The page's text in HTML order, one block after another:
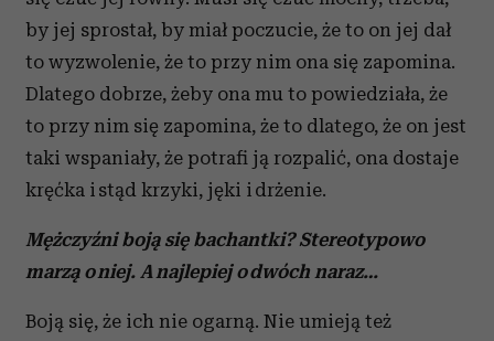
by jej sprostał, by miał poczucie, że to on jej dał
to wyzwolenie, że to przy nim ona się zapomina.
Dlatego dobrze, żeby ona mu to powiedziała, że
to przy nim się zapomina, że to dlatego, że on jest
taki wspaniały, że potrafi ją rozpalić, ona dostaje
kręćka i stąd krzyki, jęki i drżenie.
Mężczyźni boją się bachantki? Stereotypowo
marzą o niej. A najlepiej o dwóch naraz…
Boją się, że ich nie ogarną. Nie umieją też